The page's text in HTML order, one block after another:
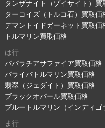
タンザナイト（ゾイサイト）買
ターコイズ（トルコ石）買取価
デマントイドガーネット買取価
トルマリン買取価格
は行
パパラチアサファイア買取価格
パライバトルマリン買取価格
翡翠（ジェダイト）買取価格
ブラックオパール買取価格
ブルートルマリン（インディゴ
ま行